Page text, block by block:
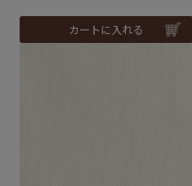
カートに入れる